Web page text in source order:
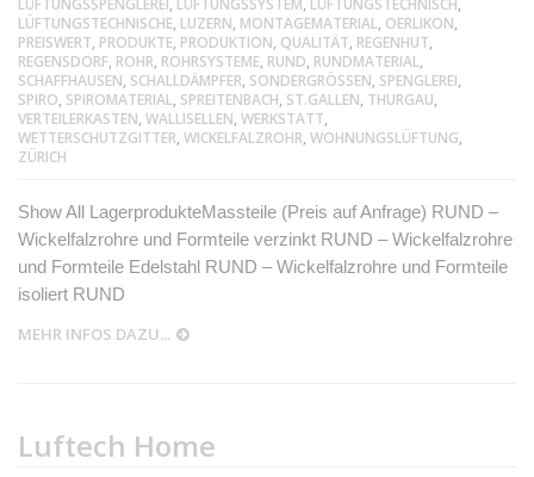
LÜFTUNGSSPENGLEREI, LÜFTUNGSSYSTEM, LÜFTUNGSTECHNISCH,
LÜFTUNGSTECHNISCHE, LUZERN, MONTAGEMATERIAL, OERLIKON,
PREISWERT, PRODUKTE, PRODUKTION, QUALITÄT, REGENHUT,
REGENSDORF, ROHR, ROHRSYSTEME, RUND, RUNDMATERIAL,
SCHAFFHAUSEN, SCHALLDÄMPFER, SONDERGRÖSSEN, SPENGLEREI,
SPIRO, SPIROMATERIAL, SPREITENBACH, ST.GALLEN, THURGAU,
VERTEILERKASTEN, WALLISELLEN, WERKSTATT,
WETTERSCHUTZGITTER, WICKELFALZROHR, WOHNUNGSLÜFTUNG,
ZÜRICH
Show All LagerprodukteMassteile (Preis auf Anfrage) RUND –
Wickelfalzrohre und Formteile verzinkt RUND – Wickelfalzrohre
und Formteile Edelstahl RUND – Wickelfalzrohre und Formteile
isoliert RUND
MEHR INFOS DAZU...
Luftech Home